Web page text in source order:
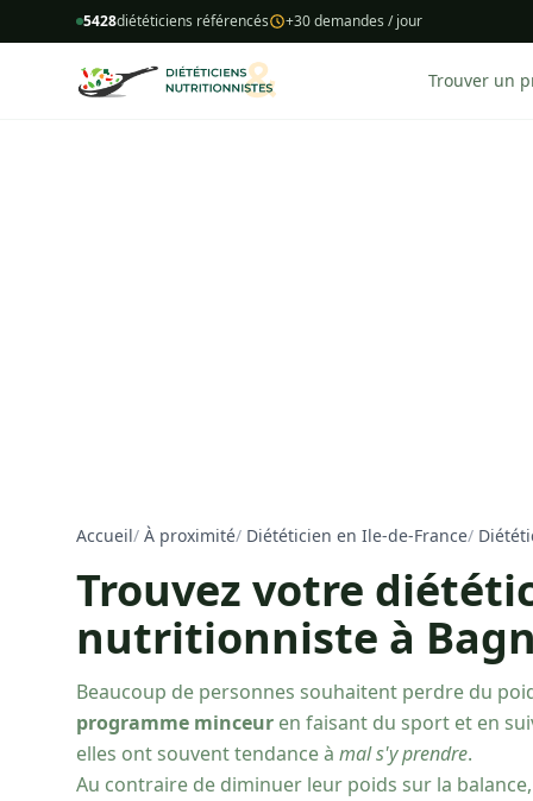
5428diététiciens référencés +30 demandes / jour
Trouver un
Accueil/ À proximité/ Diététicien en Ile-de-France/
Trouvez votre
nutritionniste à
Beaucoup de personnes souhaitent perdre du
programme minceur en faisant du sport et en
elles ont souvent tendance à mal s'y prendre.
Au contraire de diminuer leur poids sur la